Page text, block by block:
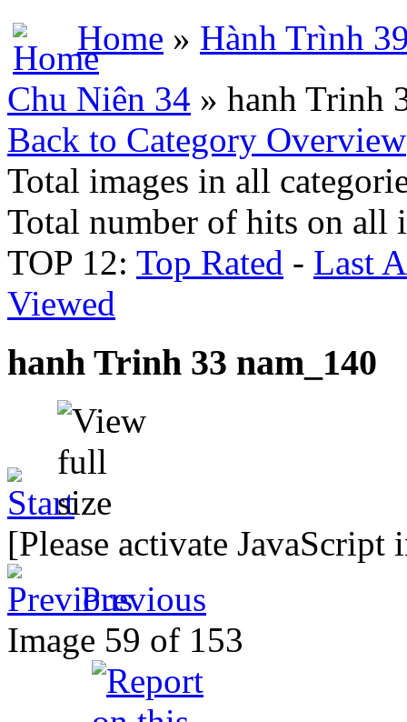
Home » Hành Trình
Chu Niên 34 » hanh Trinh
Back to Category Overview
Total images in all
Total number of hits on all
TOP 12: Top Rated - Last
Viewed
hanh Trinh 33 nam_140
[Please activate
Previous
Image 59 of 153